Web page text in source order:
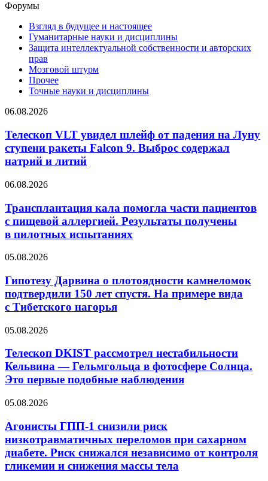
Форумы
Взгляд в будущее и настоящее
Гуманитарные науки и дисциплины
Защита интеллектуальной собственности и авторских
прав
Мозговой штурм
Прочее
Точные науки и дисциплины
Телескоп
увидел
шлейф
от падения
на Луну
ракеты
Выброс
содержал
натрий
и литий
06.08.2026
Телескоп VLT увидел шлейф от падения на Луну
ступени ракеты Falcon 9. Выброс содержал
натрий и литий
Трансплантация
помогла
части
пациентов
с пищевой
Результаты
в пилотных
испытаниях
06.08.2026
Трансплантация кала помогла части пациентов
с пищевой аллергией. Результаты получены
в пилотных испытаниях
Гипотезу
о плотоядности
камнеломок
подтвердили
150
спустя.
вида
с Тибетского
нагорья
05.08.2026
Гипотезу Дарвина о плотоядности камнеломок
подтвердили 150 лет спустя. На примере вида
с Тибетского нагорья
Телескоп
рассмотрел
нестабильности
Кельвина —
Гельмгольца
Солнца.
первые
подобные
наблюдения
05.08.2026
Телескоп DKIST рассмотрел нестабильности
Кельвина — Гельмгольца в фотосфере Солнца.
Это первые подобные наблюдения
Агонисты
снизили
риск
низкотравматичных
переломов
при
05.08.2026
Агонисты ГПП-1 снизили риск
низкотравматичных переломов при сахарном
диабете. Риск снижался независимо от контроля
гликемии и снижения массы тела